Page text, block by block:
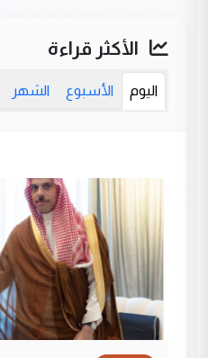
الأكثر قراءة
اليوم الأسبوع الشهر